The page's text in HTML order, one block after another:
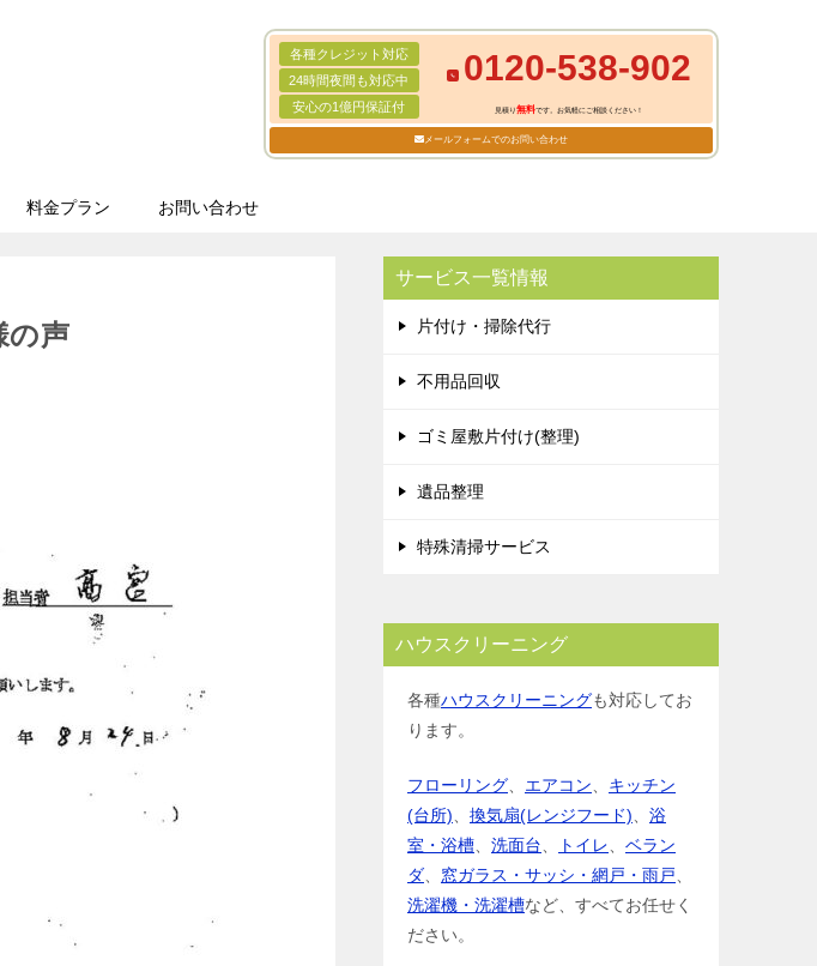
各種クレジット対応
24時間夜間も対応中
安心の1億円保証付
0120-538-902
見積り無料です。お気軽にご相談ください！
メールフォームでのお問い合わせ
料金プラン お問い合わせ
の声
サービス一覧情報
片付け・掃除代行
不用品回収
ゴミ屋敷片付け(整理)
遺品整理
特殊清掃サービス
ハウスクリーニング
各種ハウスクリーニングも対応してお
ります。
フローリング エアコン
キッチン
(台所)
換気扇(レンジフード)
浴
室・浴槽
洗面台 トイレ
ベラン
ダ
窓ガラス・サッシ・網戸・雨戸
洗濯機・洗濯槽など、すべてお任せく
ださい。